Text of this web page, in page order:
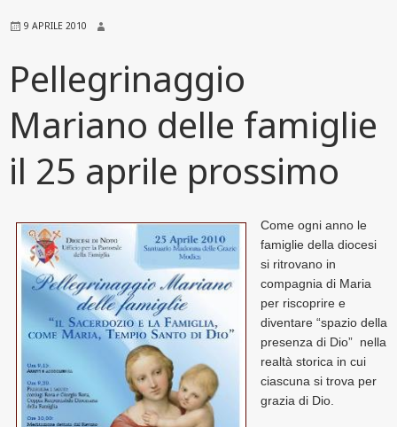
9 APRILE 2010
Pellegrinaggio
Mariano delle famiglie
il 25 aprile prossimo
Come ogni anno le
famiglie della diocesi
si ritrovano in
compagnia di Maria
per riscoprire e
diventare “spazio della
presenza di Dio” nella
realtà storica in cui
ciascuna si trova per
grazia di Dio.